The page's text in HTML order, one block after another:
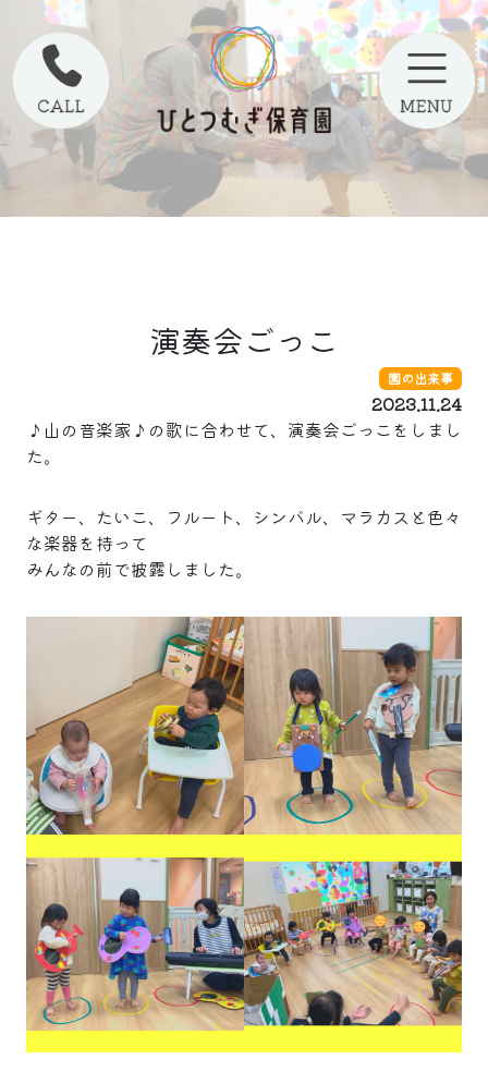
演奏会ごっこ
園の出来事
2023.11.24
♪山の音楽家♪の歌に合わせて、演奏会ごっこをしまし
た。
ギター、たいこ、フルート、シンバル、マラカスと色々
な楽器を持って
みんなの前で披露しました。